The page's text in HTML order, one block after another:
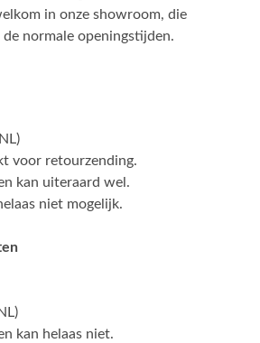
in onze showroom, die
de normale openingstijden.
voor retourzending.
kan uiteraard wel.
niet mogelijk.
kan helaas niet.